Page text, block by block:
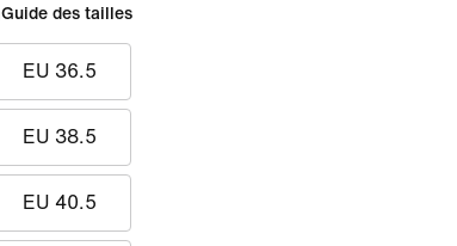
Guide des tailles
EU 36.5
EU 38.5
EU 40.5